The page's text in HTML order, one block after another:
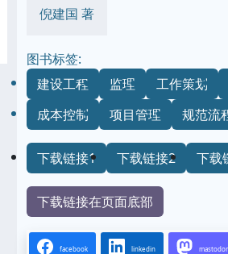
倪建国 著
图书标签:
建设工程
监理 工作策划
成本控制
项目管理 规范流
下载链接1 下载链接2 下载
下载链接在页面底部
facebook linkedin